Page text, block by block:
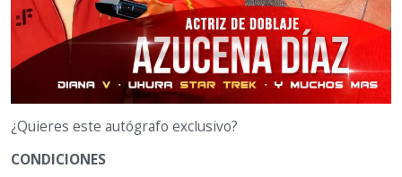
¿Quieres este autógrafo exclusivo?
CONDICIONES